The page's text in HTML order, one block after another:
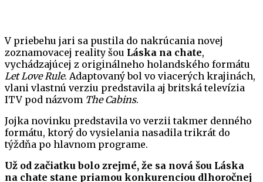
V priebehu jari sa pustila do nakrúcania novej
zoznamovacej reality šou Láska na chate,
vychádzajúcej z originálneho holandského formátu
Let Love Rule. Adaptovaný bol vo viacerých krajinách,
vlani vlastnú verziu predstavila aj britská televízia
ITV pod názvom The Cabins.
Jojka novinku predstavila vo verzii takmer denného
formátu, ktorý do vysielania nasadila trikrát do
týždňa po hlavnom programe.
Už od začiatku bolo zrejmé, že sa nová šou Láska
na chate stane priamou konkurenciou dlhoročnej